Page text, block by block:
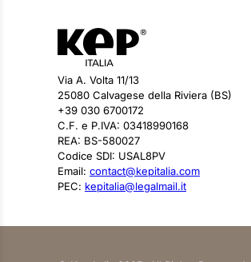
Via A. Volta 11/13
25080 Calvagese della Riviera (BS)
+39 030 6700172
C.F. e P.IVA: 03418990168
REA: BS-580027
Codice SDI: USAL8PV
Email: contact@kepitalia.com
PEC: kepitalia@legalmail.it